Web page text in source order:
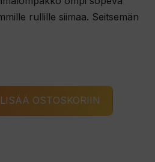
rullille siimaa. Seitsemän
LISÄÄ OSTOSKORIIN